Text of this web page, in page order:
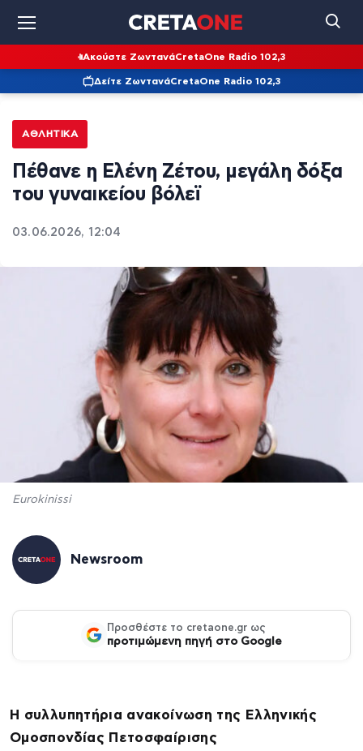
Ακούστε ΖωντανάCretaOne Radio 102,3
Δείτε ΖωντανάCretaOne Radio 102,3
ΑΘΛΗΤΙΚΆ
Πέθανε η Ελένη Ζέτου, μεγάλη δόξα
του γυναικείου βόλεϊ
03.06.2026, 12:04
Eurokinissi
Newsroom
Προσθέστε το cretaone.gr ως
προτιμώμενη πηγή στο Google
Η συλλυπητήρια ανακοίνωση της Ελληνικής
Ομοσπονδίας Πετοσφαίρισης